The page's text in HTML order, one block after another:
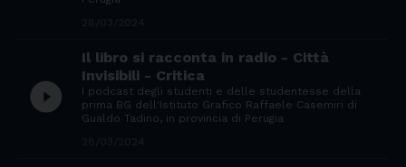
play_circle_filled
Il libro si racconta in radio - Città
Invisibili - Critica
I podcast degli studenti e delle studentesse della
prima BG dell'Istituto Grafico Raffaele Casemiri di
Gualdo Tadino, in provincia di Perugia